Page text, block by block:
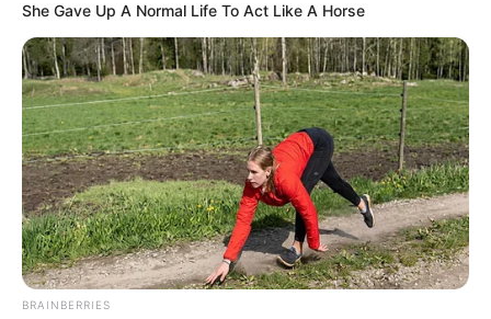
She Gave Up A Normal Life To Act Like A Horse
BRAINBERRIES